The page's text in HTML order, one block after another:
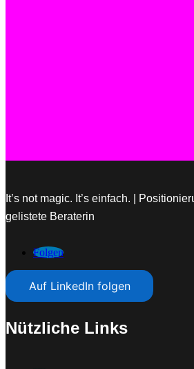
It’s not magic. It’s einfach. |
gelistete Beraterin
Folgen
Auf LinkedIn folgen
Nützliche Links